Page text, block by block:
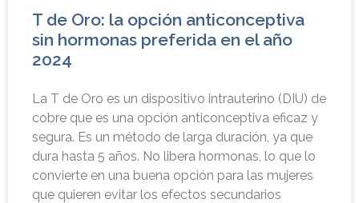
T de Oro: la opción anticonceptiva
sin hormonas preferida en el año
2024
La T de Oro es un dispositivo intrauterino (DIU) de
cobre que es una opción anticonceptiva eficaz y
segura. Es un método de larga duración, ya que
dura hasta 5 años. No libera hormonas, lo que lo
convierte en una buena opción para las mujeres
que quieren evitar los efectos secundarios